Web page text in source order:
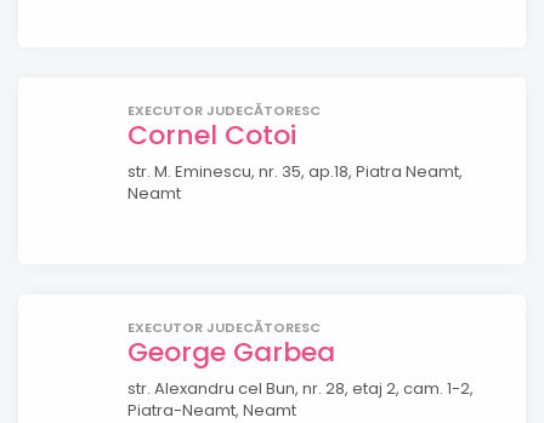
EXECUTOR JUDECĂTORESC
Cornel Cotoi
str. M. Eminescu, nr. 35, ap.18, Piatra Neamt,
Neamt
EXECUTOR JUDECĂTORESC
George Garbea
str. Alexandru cel Bun, nr. 28, etaj 2, cam. 1-2,
Piatra-Neamt, Neamt